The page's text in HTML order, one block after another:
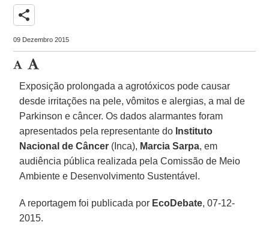
share
09 Dezembro 2015
Exposição prolongada a agrotóxicos pode causar
desde irritações na pele, vômitos e alergias, a mal de
Parkinson e câncer. Os dados alarmantes foram
apresentados pela representante do Instituto
Nacional de Câncer (Inca), Marcia Sarpa, em
audiência pública realizada pela Comissão de Meio
Ambiente e Desenvolvimento Sustentável.
A reportagem foi publicada por EcoDebate, 07-12-
2015.